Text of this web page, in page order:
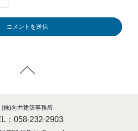
(株)向井建築事務所
：058-232-2903